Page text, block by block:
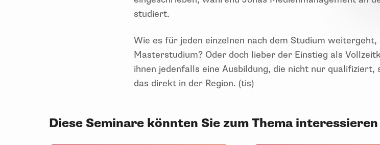
studiert.
Wie es für jeden einzelnen nach dem Studium
Masterstudium? Oder doch lieber der Einstieg als
ihnen jedenfalls eine Ausbildung, die nicht nur
das direkt in der Region. (tis)
Diese Seminare könnten Sie zum Thema interessieren